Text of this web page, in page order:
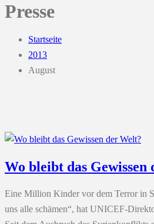
Presse
Startseite
2013
August
Wo bleibt das Gewissen
Eine Million Kinder vor dem Terror in
uns alle schämen“, hat UNICEF-